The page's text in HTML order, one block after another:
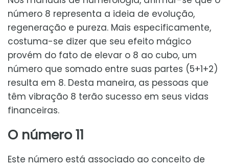
número 8 representa a ideia de evolução,
regeneração e pureza. Mais especificamente,
costuma-se dizer que seu efeito mágico
provém do fato de elevar o 8 ao cubo, um
número que somado entre suas partes (5+1+2)
resulta em 8. Desta maneira, as pessoas que
têm vibração 8 terão sucesso em seus vidas
financeiras.
O número 11
Este número está associado ao conceito de